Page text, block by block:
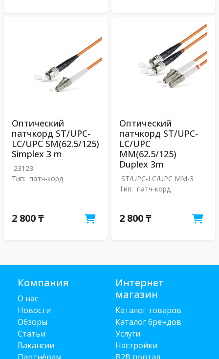
Оптический
патчкорд ST/UPC-
LC/UPC SM(62.5/125)
Simplex 3 m
23123
Тип: патч-корд
2 800 ₸
Оптический
патчкорд ST/UPC-
LC/UPC
MM(62.5/125)
Duplex 3m
ST/UPC-LC/UPC MM-3
Тип: патч-корд
2 800 ₸
Компания
О нас
Новости
Обзоры
Статьи
Вакансии
Интернет
магазин
Каталог товаров
Каталог брендов
Услуги
Настройки